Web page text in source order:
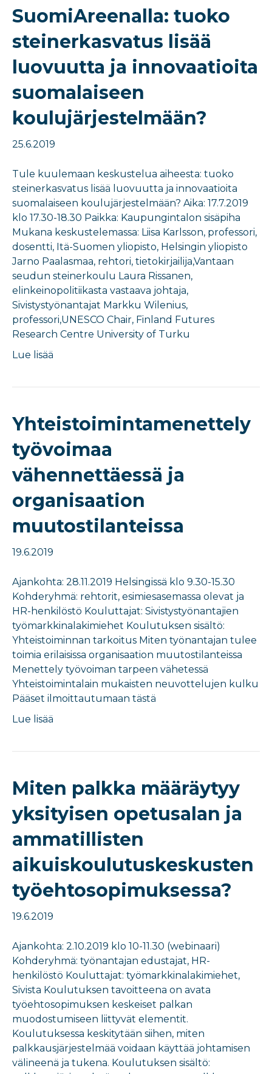
SuomiAreenalla: tuoko
steinerkasvatus lisää
luovuutta ja innovaatioita
suomalaiseen
koulujärjestelmään?
25.6.2019
Tule kuulemaan keskustelua aiheesta: tuoko
steinerkasvatus lisää luovuutta ja innovaatioita
suomalaiseen koulujärjestelmään? Aika: 17.7.2019
klo 17.30-18.30 Paikka: Kaupungintalon sisäpiha
Mukana keskustelemassa: Liisa Karlsson, professori,
dosentti, Itä-Suomen yliopisto, Helsingin yliopisto
Jarno Paalasmaa, rehtori, tietokirjailija,Vantaan
seudun steinerkoulu Laura Rissanen,
elinkeinopolitiikasta vastaava johtaja,
Sivistystyönantajat Markku Wilenius,
professori,UNESCO Chair, Finland Futures
Research Centre University of Turku
Lue lisää
Yhteistoimintamenettely
työvoimaa
vähennettäessä ja
organisaation
muutostilanteissa
19.6.2019
Ajankohta: 28.11.2019 Helsingissä klo 9.30-15.30
Kohderyhmä: rehtorit, esimiesasemassa olevat ja
HR-henkilöstö Kouluttajat: Sivistystyönantajien
työmarkkinalakimiehet Koulutuksen sisältö:
Yhteistoiminnan tarkoitus Miten työnantajan tulee
toimia erilaisissa organisaation muutostilanteissa
Menettely työvoiman tarpeen vähetessä
Yhteistoimintalain mukaisten neuvottelujen kulku
Pääset ilmoittautumaan tästä
Lue lisää
Miten palkka määräytyy
yksityisen opetusalan ja
ammatillisten
aikuiskoulutuskeskusten
työehtosopimuksessa?
19.6.2019
Ajankohta: 2.10.2019 klo 10-11.30 (webinaari)
Kohderyhmä: työnantajan edustajat, HR-
henkilöstö Kouluttajat: työmarkkinalakimiehet,
Sivista Koulutuksen tavoitteena on avata
työehtosopimuksen keskeiset palkan
muodostumiseen liittyvät elementit.
Koulutuksessa keskitytään siihen, miten
palkkausjärjestelmää voidaan käyttää johtamisen
välineenä ja tukena. Koulutuksen sisältö: